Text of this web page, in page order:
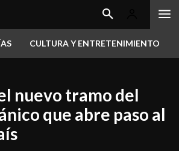
CULTURA Y ENTRETENIMIENTO
nuevo tramo del
que abre paso al